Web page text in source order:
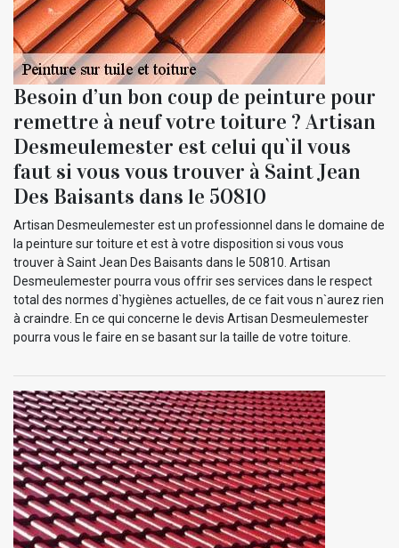
Besoin d’un bon coup de peinture pour
remettre à neuf votre toiture ? Artisan
Desmeulemester est celui qu`il vous
faut si vous vous trouver à Saint Jean
Des Baisants dans le 50810
Artisan Desmeulemester est un professionnel dans le domaine de
la peinture sur toiture et est à votre disposition si vous vous
trouver à Saint Jean Des Baisants dans le 50810. Artisan
Desmeulemester pourra vous offrir ses services dans le respect
total des normes d`hygiènes actuelles, de ce fait vous n`aurez rien
à craindre. En ce qui concerne le devis Artisan Desmeulemester
pourra vous le faire en se basant sur la taille de votre toiture.